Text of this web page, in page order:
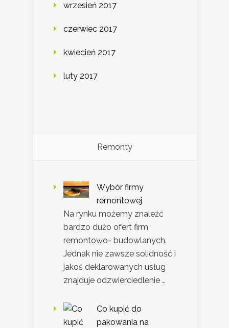
wrzesień 2017
czerwiec 2017
kwiecień 2017
luty 2017
Remonty
Wybór firmy
remontowej
Na rynku możemy znaleźć
bardzo dużo ofert firm
remontowo- budowlanych.
Jednak nie zawsze solidność i
jakoś deklarowanych usług
znajduje odzwierciedlenie …
Co kupić do
pakowania na